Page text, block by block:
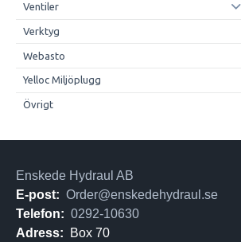
Ventiler
Verktyg
Webasto
Yelloc Miljöplugg
Övrigt
Enskede Hydraul AB
E-post: Order@enskedehydraul.se
Telefon: 0292-10630
Adress:
Box 70